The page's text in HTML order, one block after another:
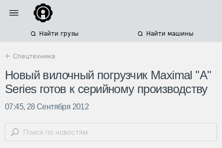
Найти грузы Найти машины
← Спецтехника
Новый вилочный погрузчик Maximal "A"
Series готов к серийному производству
07:45, 28 Сентября 2012